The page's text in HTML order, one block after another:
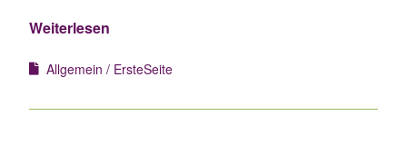
Weiterlesen
Allgemein ErsteSeite